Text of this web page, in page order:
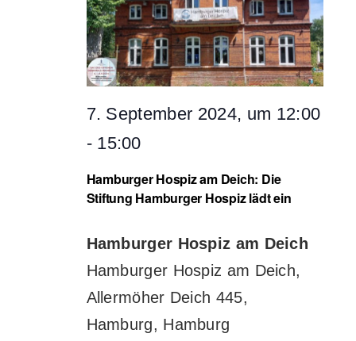
Hamburger Hospiz am Deich: Die
Stiftung Hamburger Hospiz lädt ein
7. September 2024, um 12:00
- 15:00
Hamburger Hospiz am Deich
Hamburger Hospiz am Deich,
Allermöher Deich 445,
Hamburg, Hamburg